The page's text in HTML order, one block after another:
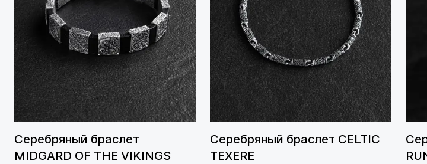
Серебряный браслет
MIDGARD OF THE VIKINGS
Серебряный браслет CELTIC
TEXERE